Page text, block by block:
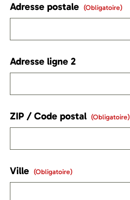
Adresse postale (obligatoire)
Adresse ligne 2
ZIP / Code postal (obligatoire)
Ville (obligatoire)